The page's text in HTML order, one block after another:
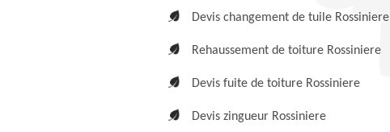
Devis changement de tuile Rossiniere
Rehaussement de toiture Rossiniere
Devis fuite de toiture Rossiniere
Devis zingueur Rossiniere